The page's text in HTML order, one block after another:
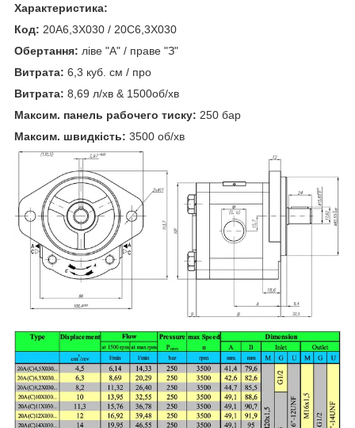
Характеристика:
Код: 20A6,3X030 / 20C6,3X030
Обертання: ліве "А" / праве "З"
Витрата: 6,3 куб. см / про
Витрата: 8,69 л/хв & 1500об/хв
Максим. панель рабочего тиску: 250 бар
Максим. швидкість: 3500 об/хв